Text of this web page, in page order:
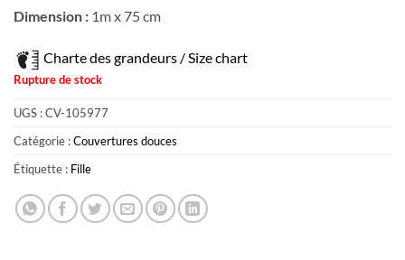
Dimension : 1m x 75 cm
Charte des grandeurs / Size chart
Rupture de stock
UGS :CV-105977
Catégorie :Couvertures douces
Étiquette : Fille